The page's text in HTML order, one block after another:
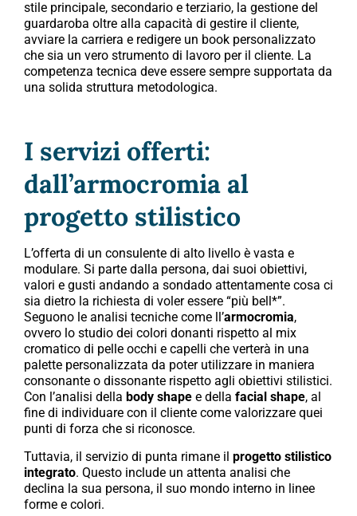
stile principale, secondario e terziario, la gestione del
guardaroba oltre alla capacità di gestire il cliente,
avviare la carriera e redigere un book personalizzato
che sia un vero strumento di lavoro per il cliente. La
competenza tecnica deve essere sempre supportata da
una solida struttura metodologica.
I servizi offerti:
dall’armocromia al
progetto stilistico
L’offerta di un consulente di alto livello è vasta e
modulare. Si parte dalla persona, dai suoi obiettivi,
valori e gusti andando a sondado attentamente cosa ci
sia dietro la richiesta di voler essere “più bell*”.
Seguono le analisi tecniche come ll’armocromia,
ovvero lo studio dei colori donanti rispetto al mix
cromatico di pelle occhi e capelli che verterà in una
palette personalizzata da poter utilizzare in maniera
consonante o dissonante rispetto agli obiettivi stilistici.
Con l’analisi della body shape e della facial shape, al
fine di individuare con il cliente come valorizzare quei
punti di forza che si riconosce.
Tuttavia, il servizio di punta rimane il progetto stilistico
integrato. Questo include un attenta analisi che
declina la sua persona, il suo mondo interno in linee
forme e colori.